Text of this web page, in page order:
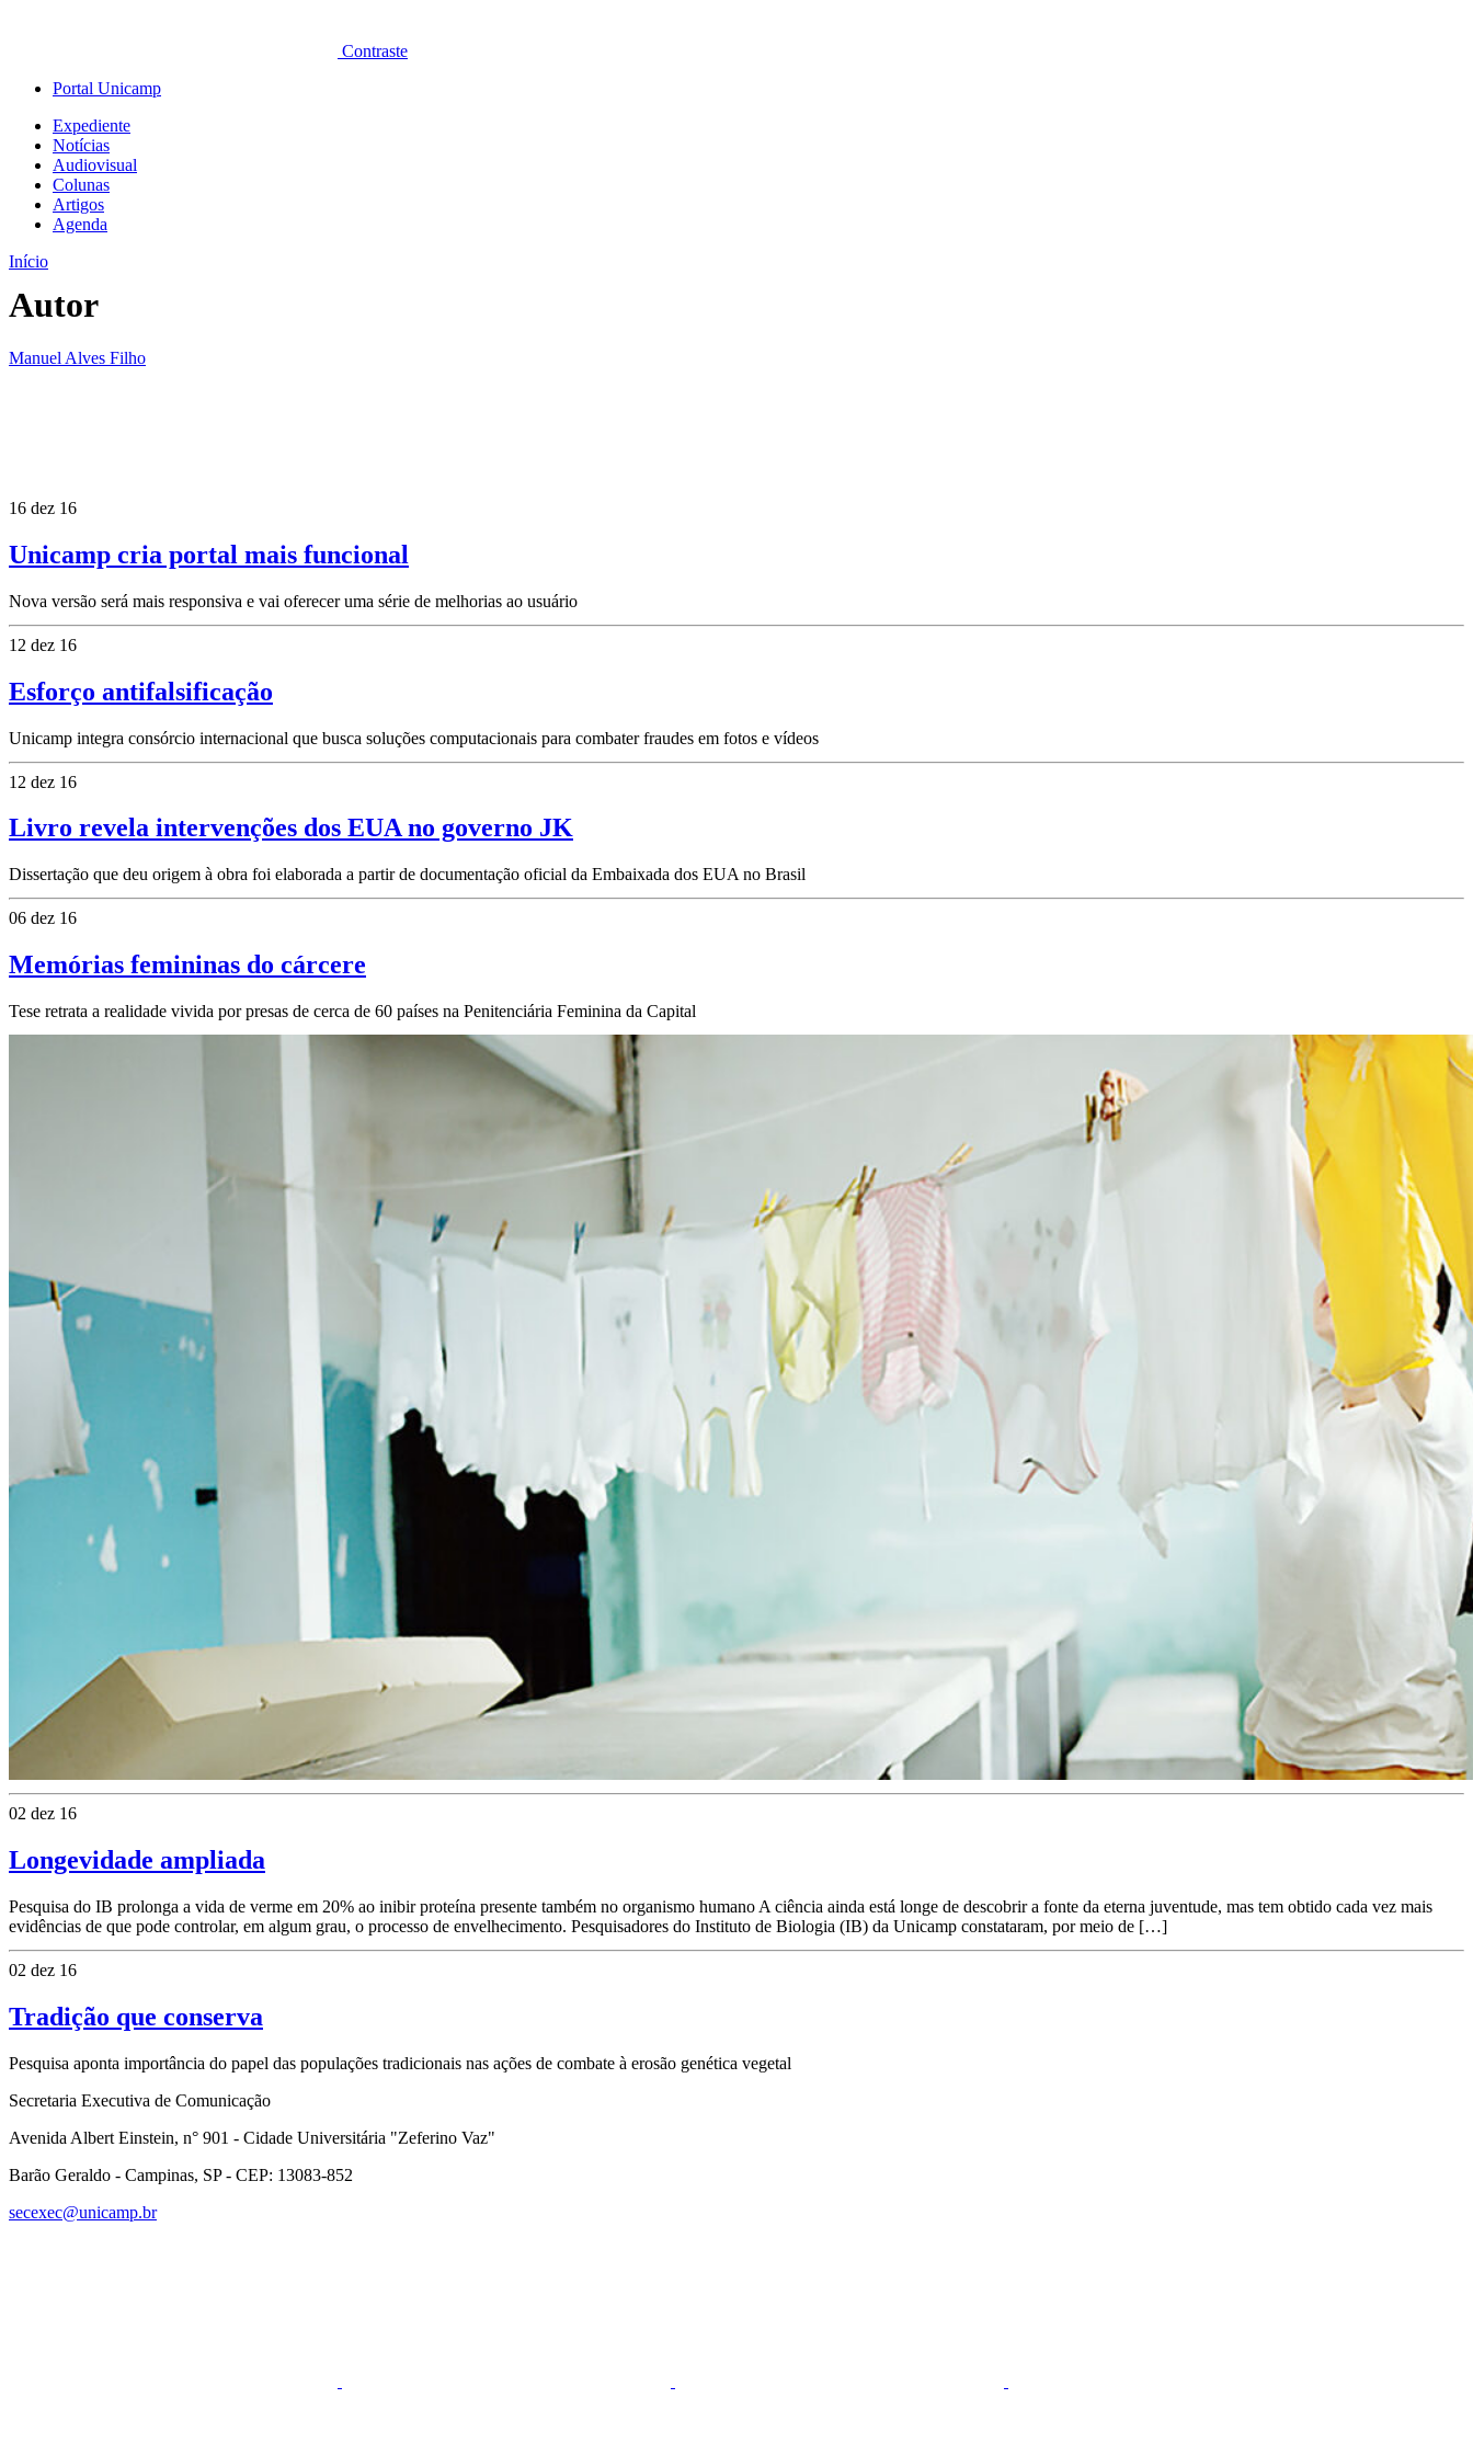
Contraste
Portal Unicamp
Expediente
Notícias
Audiovisual
Colunas
Artigos
Agenda
Início
Autor
Manuel Alves Filho
16 dez 16
Unicamp cria portal mais funcional
Nova versão será mais responsiva e vai oferecer uma série de melhorias ao usuário
12 dez 16
Esforço antifalsificação
Unicamp integra consórcio internacional que busca soluções computacionais para combater fraudes em fotos e vídeos
12 dez 16
Livro revela intervenções dos EUA no governo JK
Dissertação que deu origem à obra foi elaborada a partir de documentação oficial da Embaixada dos EUA no Brasil
06 dez 16
Memórias femininas do cárcere
Tese retrata a realidade vivida por presas de cerca de 60 países na Penitenciária Feminina da Capital
02 dez 16
Longevidade ampliada
Pesquisa do IB prolonga a vida de verme em 20% ao inibir proteína presente também no organismo humano A ciência ainda está longe de descobrir a fonte da eterna juventude, mas tem obtido cada vez mais
evidências de que pode controlar, em algum grau, o processo de envelhecimento. Pesquisadores do Instituto de Biologia (IB) da Unicamp constataram, por meio de […]
02 dez 16
Tradição que conserva
Pesquisa aponta importância do papel das populações tradicionais nas ações de combate à erosão genética vegetal
Secretaria Executiva de Comunicação
Avenida Albert Einstein, n° 901 - Cidade Universitária "Zeferino Vaz"
Barão Geraldo - Campinas, SP - CEP: 13083-852
secexec@unicamp.br